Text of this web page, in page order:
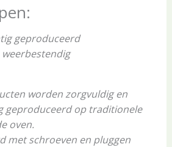
geproduceerd
weerbestendig
worden zorgvuldig en
geproduceerd op traditionele
oven.
met schroeven en pluggen